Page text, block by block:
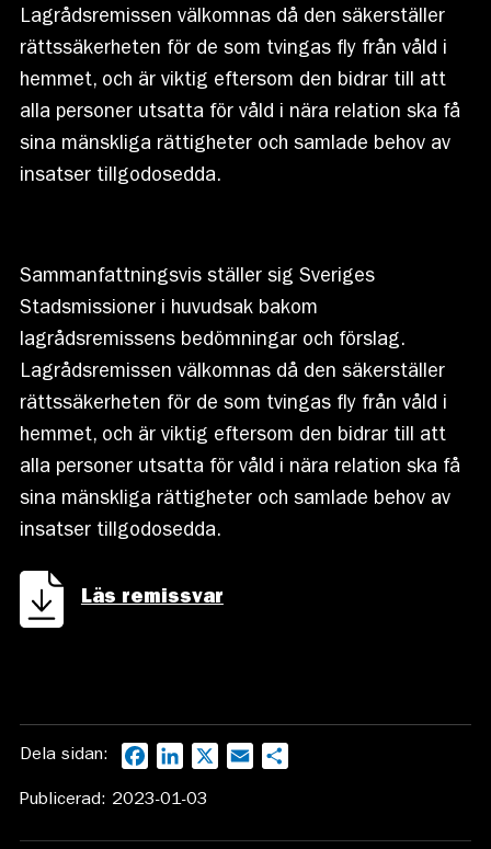
Lagrådsremissen välkomnas då den säkerställer
rättssäkerheten för de som tvingas fly från våld i
hemmet, och är viktig eftersom den bidrar till att
alla personer utsatta för våld i nära relation ska få
sina mänskliga rättigheter och samlade behov av
insatser tillgodosedda.
Sammanfattningsvis ställer sig Sveriges
Stadsmissioner i huvudsak bakom
lagrådsremissens bedömningar och förslag.
Lagrådsremissen välkomnas då den säkerställer
rättssäkerheten för de som tvingas fly från våld i
hemmet, och är viktig eftersom den bidrar till att
alla personer utsatta för våld i nära relation ska få
sina mänskliga rättigheter och samlade behov av
insatser tillgodosedda.
Läs remissvar
Dela sidan: FacebookLinkedIn Email
Publicerad: 2023-01-03